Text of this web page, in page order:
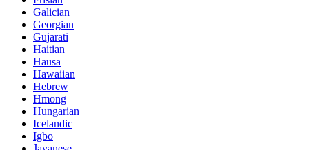
Galician
Georgian
Gujarati
Haitian
Hausa
Hawaiian
Hebrew
Hmong
Hungarian
Icelandic
Igbo